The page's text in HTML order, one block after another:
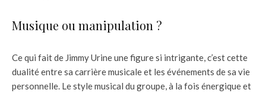
Musique ou manipulation ?
Ce qui fait de Jimmy Urine une figure si intrigante, c’est cette
dualité entre sa carrière musicale et les événements de sa vie
personnelle. Le style musical du groupe, à la fois énergique et